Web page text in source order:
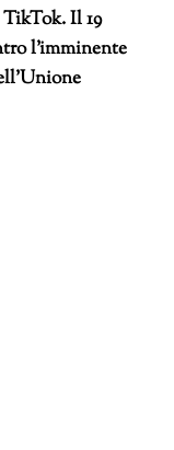
Il 19
l’imminente